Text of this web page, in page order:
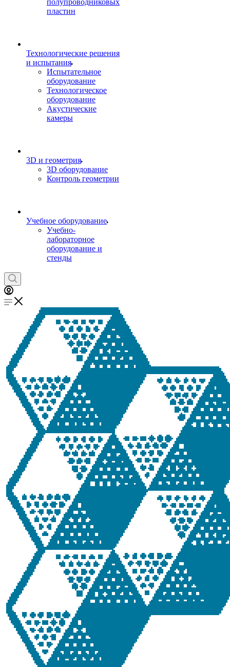
полупроводниковых
пластин
Технологические решения
и испытания
Испытательное
оборудование
Технологическое
оборудование
Акустические
камеры
3D и геометрия
3D оборудование
Контроль геометрии
Учебное оборудование
Учебно-
лабораторное
оборудование и
стенды